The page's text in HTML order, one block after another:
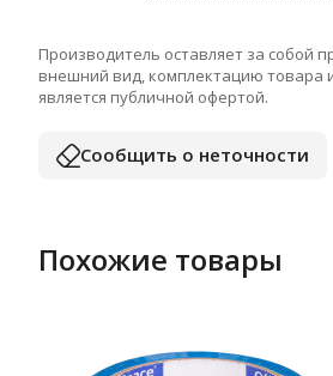
Производитель оставляет за собой
внешний вид, комплектацию товара
является публичной офертой.
Сообщить о неточности
Похожие товары